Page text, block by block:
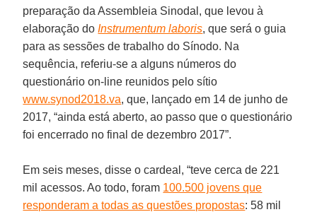
preparação da Assembleia Sinodal, que levou à
elaboração doInstrumentum laboris, que será o guia
para as sessões de trabalho do Sínodo. Na
sequência, referiu-se a alguns números do
questionário on-line reunidos pelo sítio
www.synod2018.va, que, lançado em 14 de junho de
2017, “ainda está aberto, ao passo que o questionário
foi encerrado no final de dezembro 2017”.
Em seis meses, disse o cardeal, “teve cerca de 221
mil acessos. Ao todo, foram 100.500 jovens que
responderam a todas as questões propostas: 58 mil